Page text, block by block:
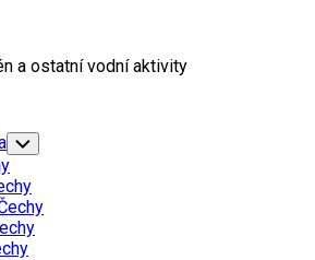
a ostatní vodní aktivity
Toggle
Child
Menu